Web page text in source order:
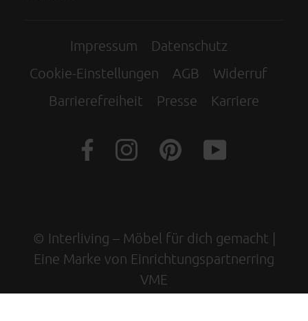
Impressum
Datenschutz
Cookie-Einstellungen
AGB
Widerruf
Barrierefreiheit
Presse Karriere
© Interliving – Möbel für dich gemacht |
Eine Marke von Einrichtungspartnerring
VME